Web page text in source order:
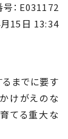
：E031172
15日 13:34
までに要す
けがえのな
てる重大な